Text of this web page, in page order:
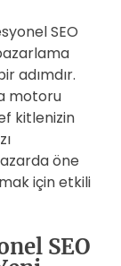
SEO
adımdır.
motoru
kitlenizin
öne
için etkili
SEO